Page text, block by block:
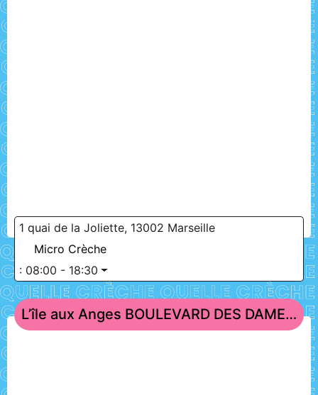
1 quai de la Joliette, 13002 Marseille
Micro Crèche
: 08:00 - 18:30
L’île aux Anges BOULEVARD DES DAMES – Marseille 2